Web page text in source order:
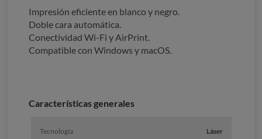
Impresión eficiente en blanco y negro.
Doble cara automática.
Conectividad Wi-Fi y AirPrint.
Compatible con Windows y macOS.
Características generales
Tecnología Láser